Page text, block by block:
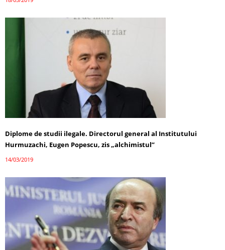
Diplome de studii ilegale. Directorul general al Institutului
Hurmuzachi, Eugen Popescu, zis „alchimistul”
14/03/2019